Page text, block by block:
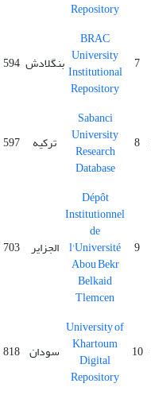
Repository
7
BRAC
University
Institutional
Repository
بنگلادش 594
8
Sabanci
University
Research
Database
ترکیه 597
9
Dépôt
Institutionnel
de
l'Université
Abou Bekr
Belkaid
Tlemcen
الجزایر 703
10
University of
Khartoum
Digital
Repository
سودان 818